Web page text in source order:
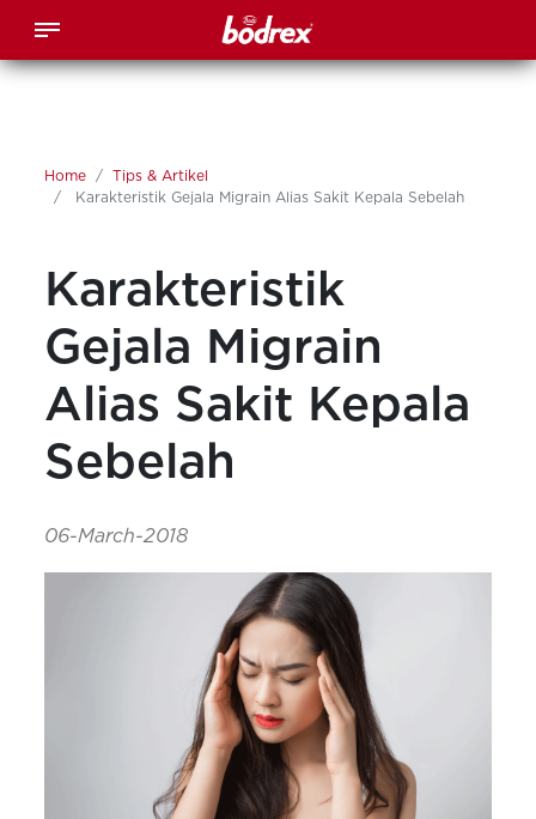
Home
Tips & Artikel
Karakteristik Gejala Migrain Alias Sakit Kepala Sebelah
Karakteristik
Gejala Migrain
Alias Sakit Kepala
Sebelah
06-March-2018